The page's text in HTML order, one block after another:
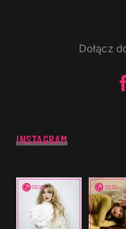
Dołącz
INSTAGRAM